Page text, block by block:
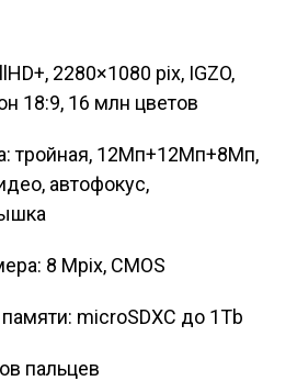
2280×1080 pix, IGZO,
18:9, 16 млн цветов
тройная, 12Мп+12Мп+8Мп,
автофокус,
8 Mpix, CMOS
microSDXC до 1Tb
пальцев